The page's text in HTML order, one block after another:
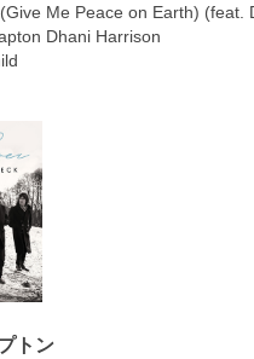
Me Peace on Earth) (feat.
Dhani Harrison
トン